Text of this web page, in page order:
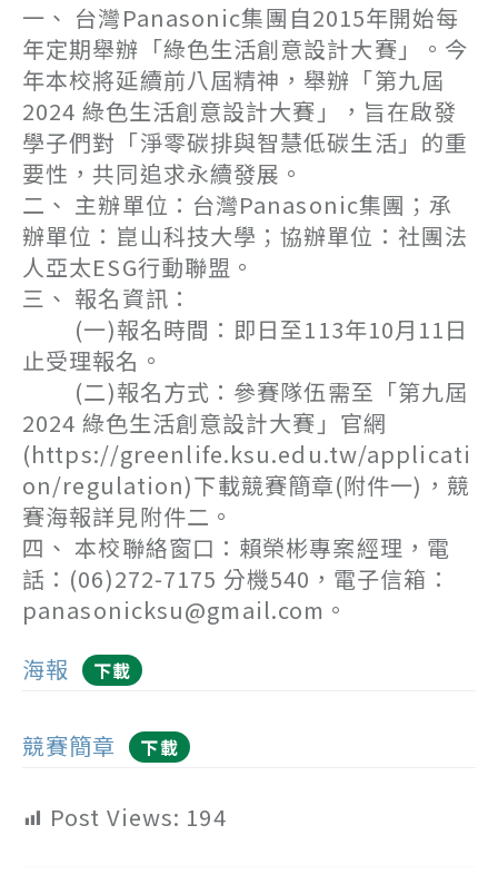
一、 台灣Panasonic集團自2015年開始每
年定期舉辦「綠色生活創意設計大賽」。今
年本校將延續前八屆精神，舉辦「第九屆
2024 綠色生活創意設計大賽」，旨在啟發
學子們對「淨零碳排與智慧低碳生活」的重
要性，共同追求永續發展。
二、 主辦單位：台灣Panasonic集團；承
辦單位：崑山科技大學；協辦單位：社團法
人亞太ESG行動聯盟。
三、 報名資訊：
(一)報名時間：即日至113年10月11日
止受理報名。
(二)報名方式：參賽隊伍需至「第九屆
2024 綠色生活創意設計大賽」官網
(https://greenlife.ksu.edu.tw/applicati
on/regulation)下載競賽簡章(附件一)，競
賽海報詳見附件二。
四、 本校聯絡窗口：賴榮彬專案經理，電
話：(06)272-7175 分機540，電子信箱：
panasonicksu@gmail.com。
海報
下載
競賽簡章 下載
Post Views: 194